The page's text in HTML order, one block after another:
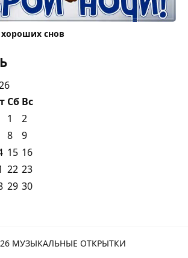
снов
Сб Вс
1
2
8
9
15 16
22 23
29 30
МУЗЫКАЛЬНЫЕ ОТКРЫТКИ